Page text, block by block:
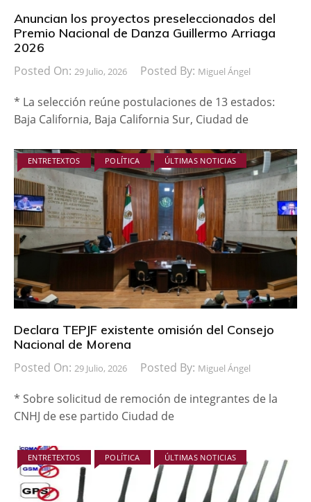
Anuncian los proyectos preseleccionados del
Premio Nacional de Danza Guillermo Arriaga
2026
Posted On: 29 Julio, 2026 Posted By: Miguel Ángel
* La selección reúne postulaciones de 13 estados:
Baja California, Baja California Sur, Ciudad de
ENTRETEXTOS POLÍTICA ÚLTIMAS NOTICIAS
Declara TEPJF existente omisión del Consejo
Nacional de Morena
Posted On: 29 Julio, 2026 Posted By: Miguel Ángel
* Sobre solicitud de remoción de integrantes de la
CNHJ de ese partido Ciudad de
ENTRETEXTOS POLÍTICA ÚLTIMAS NOTICIAS